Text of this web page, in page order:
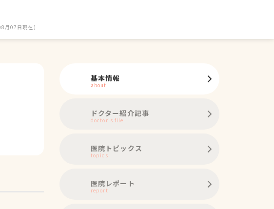
月07日現在)
基本情報
about
ドクター紹介記事
doctor's file
医院トピックス
topics
医院レポート
report